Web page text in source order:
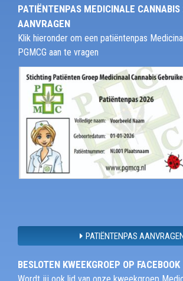
PATIËNTENPAS MEDICINALE
AANVRAGEN
Klik hieronder om een patiëntenpas
PGMCG aan te vragen
PATIËNTENPAS AANVRAGEN
BESLOTEN KWEEKGROEP OP FACEBOOK